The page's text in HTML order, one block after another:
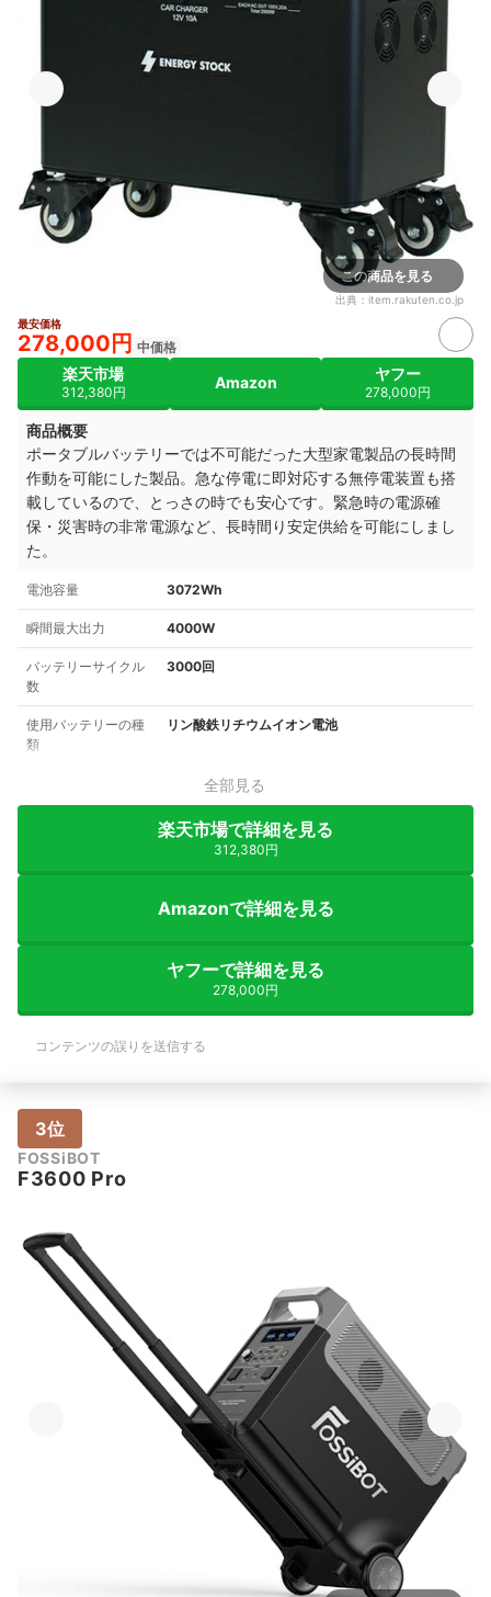
この商品を見る
出典： item.rakuten.co.jp
最安価格
278,000円 中価格
楽天市場
312,380円
Amazon ヤフー
278,000円
商品概要
ポータブルバッテリーでは不可能だった大型家電製品の長時間
作動を可能にした製品。急な停電に即対応する無停電装置も搭
載しているので、とっさの時でも安心です。緊急時の電源確
保・災害時の非常電源など、長時間り安定供給を可能にしまし
た。
電池容量 3072Wh
瞬間最大出力 4000W
バッテリーサイクル
数
3000回
使用バッテリーの種
類
リン酸鉄リチウムイオン電池
全部見る
楽天市場で詳細を見る
312,380円
Amazonで詳細を見る
ヤフーで詳細を見る
278,000円
コンテンツの誤りを送信する
3位
FOSSiBOT
F3600 Pro